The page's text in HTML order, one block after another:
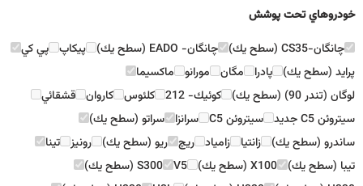
خودروهاي تحت پوشش
چانگان-CS35 (سطح يك)
چانگان- EADO (سطح يك) پيكاپ پي كي
پرايد (سطح يك) پادرا مگان مورانو ماكسيما
لوگان (تندر 90) (سطح يك)
كوئيك- 212 كلئوس كاروان قشقائي
سيتروئن C5 جديد
سيتروئن C5 سرانزا سراتو (سطح يك)
ساندرو (سطح يك) زانتيا زامياد ريچ ريو (سطح يك) رونيز تينا
تيبا (سطح يك) X100 (سطح يك) V5 S300 (سطح يك)